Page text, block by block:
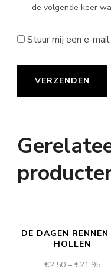
de volgende keer
Stuur mij een e-
DE DAGEN RENNEN
HOLLEN
€2.50 –€21.95